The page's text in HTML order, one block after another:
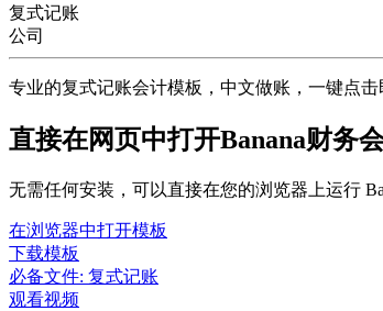
复式记账
公司
专业的复式记账会计模板，中文做账，一键点
直接在网页中打开Banana财务
无需任何安装，可以直接在您的浏览器上运行
在浏览器中打开模板
下载模板
必备文件: 复式记账
观看视频